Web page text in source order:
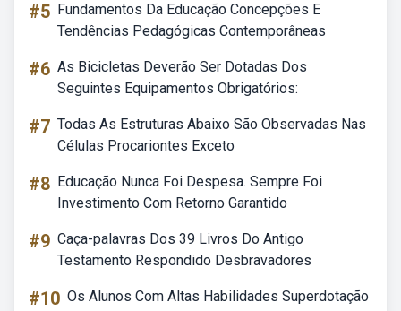
#5 Fundamentos Da Educação Concepções E
Tendências Pedagógicas Contemporâneas
#6 As Bicicletas Deverão Ser Dotadas Dos
Seguintes Equipamentos Obrigatórios:
#7 Todas As Estruturas Abaixo São Observadas Nas
Células Procariontes Exceto
#8 Educação Nunca Foi Despesa. Sempre Foi
Investimento Com Retorno Garantido
#9 Caça-palavras Dos 39 Livros Do Antigo
Testamento Respondido Desbravadores
#10 Os Alunos Com Altas Habilidades Superdotação